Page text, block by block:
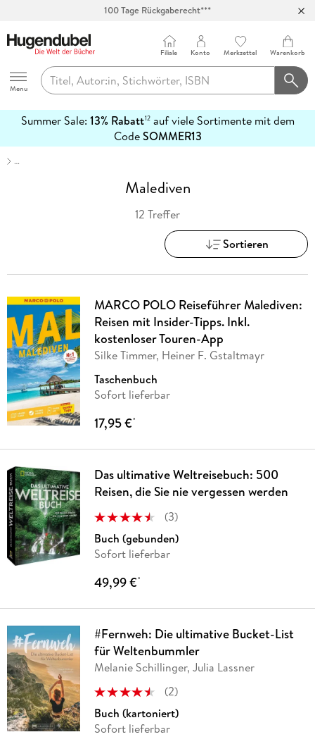
100 Tage Rückgaberecht***
Hugendubel
Menu
Filiale Konto Merkzettel Warenkorb
Summer Sale: 13% Rabatt12auf viele Sortimente mit dem
CodeSOMMER13
erfahren
…
Malediven
12 Treffer
Sortieren
MARCO POLO Reiseführer Malediven:
Reisen mit Insider-Tipps. Inkl.
kostenloser Touren-App
Silke Timmer, Heiner F. Gstaltmayr
Taschenbuch
Sofort lieferbar
17,95 €*
Das ultimative Weltreisebuch: 500
Reisen, die Sie nie vergessen werden
(3)
Buch (gebunden)
Sofort lieferbar
49,99 €*
#Fernweh: Die ultimative Bucket-List
für Weltenbummler
Melanie Schillinger, Julia Lassner
(2)
Buch (kartoniert)
Sofort lieferbar